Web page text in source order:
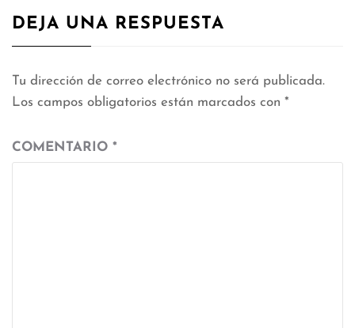
DEJA UNA RESPUESTA
Tu dirección de correo electrónico no será publicada.
Los campos obligatorios están marcados con *
COMENTARIO *